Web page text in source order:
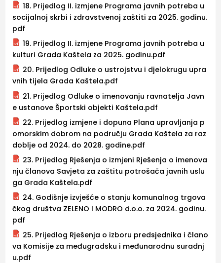
18. Prijedlog II. izmjene Programa javnih potreba u
socijalnoj skrbi i zdravstvenoj zaštiti za 2025. godinu.
pdf
19. Prijedlog II. izmjene Programa javnih potreba u
kulturi Grada Kaštela za 2025. godinu.pdf
20. Prijedlog Odluke o ustrojstvu i djelokrugu upra
vnih tijela Grada Kaštela.pdf
21. Prijedlog Odluke o imenovanju ravnatelja Javn
e ustanove Športski objekti Kaštela.pdf
22. Prijedlog izmjene i dopuna Plana upravljanja p
omorskim dobrom na području Grada Kaštela za raz
doblje od 2024. do 2028. godine.pdf
23. Prijedlog Rješenja o izmjeni Rješenja o imenova
nju članova Savjeta za zaštitu potrošača javnih uslu
ga Grada Kaštela.pdf
24. Godišnje izvješće o stanju komunalnog trgova
čkog društva ZELENO I MODRO d.o.o. za 2024. godinu.
pdf
25. Prijedlog Rješenja o izboru predsjednika i člano
va Komisije za međugradsku i međunarodnu suradnj
u.pdf